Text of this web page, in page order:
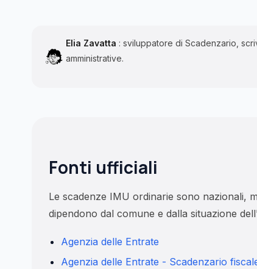
Elia Zavatta : sviluppatore di Scadenzario,
amministrative.
Fonti ufficiali
Le scadenze IMU ordinarie sono nazionali,
dipendono dal comune e dalla situazione
Agenzia delle Entrate
Agenzia delle Entrate - Scadenzario